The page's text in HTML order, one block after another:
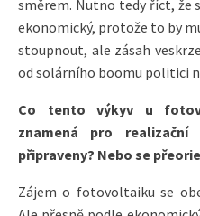
směrem. Nutno tedy říct, že
ekonomický, protože to by
stoupnout, ale zásah
od solárního boomu politici
Co tento výkyv u
znamená pro
připraveny? Nebo se
Zájem o fotovoltaiku se